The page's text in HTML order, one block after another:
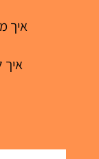
איך
איך